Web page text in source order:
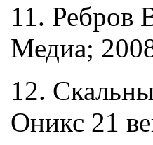
11.
Медиа;
12.
Оникс 21